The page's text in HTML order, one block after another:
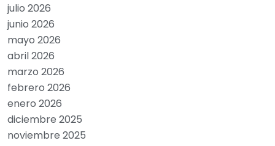
julio 2026
junio 2026
mayo 2026
abril 2026
marzo 2026
febrero 2026
enero 2026
diciembre 2025
noviembre 2025